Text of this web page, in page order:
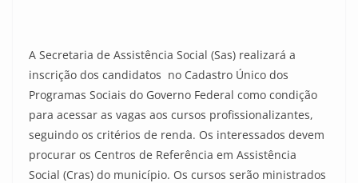
A Secretaria de Assistência Social (Sas) realizará a
inscrição dos candidatos no Cadastro Único dos
Programas Sociais do Governo Federal como condição
para acessar as vagas aos cursos profissionalizantes,
seguindo os critérios de renda. Os interessados devem
procurar os Centros de Referência em Assistência
Social (Cras) do município. Os cursos serão ministrados